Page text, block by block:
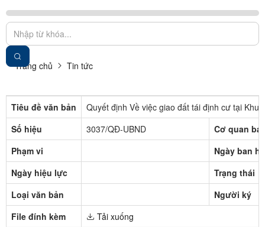
Trang chủ Tin tức
Tiêu đề văn bản
Quyết định Về việc giao đất tái định cư tại
Số hiệu
3037/QĐ-UBND
Cơ quan
Phạm vi
Ngày ban
Ngày hiệu lực
Trạng thái
Loại văn bản
Người ký
File đính kèm
Tải xuống